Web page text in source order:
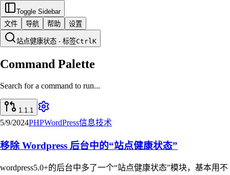
Toggle Sidebar
文件
导航 帮助 设置
站点健康状态 - 标签CtrlK
Command Palette
Search for a command to run...
1.1.1
5/9/2024PHPWordPress信息技术
移除 Wordpress 后台中的“站点健康状态”
wordpress5.0+的后台中多了一个“站点健康状态”模块，基本用不